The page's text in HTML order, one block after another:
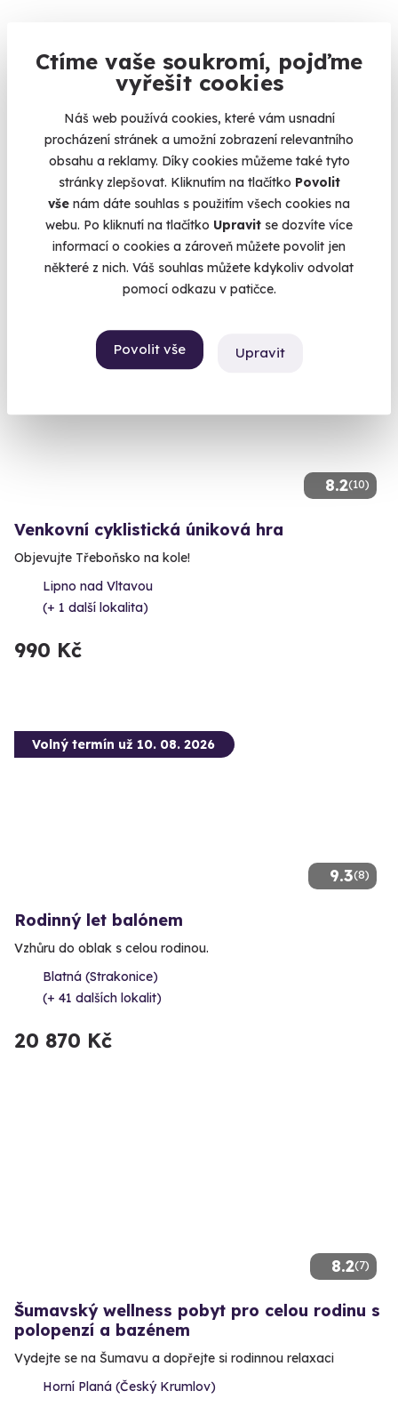
Ctíme vaše soukromí, pojďme
vyřešit cookies
Náš web používá cookies, které vám usnadní
procházení stránek a umožní zobrazení relevantního
obsahu a reklamy. Díky cookies můžeme také tyto
stránky zlepšovat. Kliknutím na tlačítko Povolit
vše nám dáte souhlas s použitím všech cookies na
webu. Po kliknutí na tlačítko Upravit se dozvíte více
informací o cookies a zároveň můžete povolit jen
některé z nich. Váš souhlas můžete kdykoliv odvolat
pomocí odkazu v patičce.
Povolit vše Upravit
Zážitková střelba pro nadšence - 18 zbraní
Vystřílíte celkem 110 nábojů!
Dačice (okres Jindřichův Hradec)
(+ 28 dalších lokalit)
3 999 Kč
8.2(10)
Volný termín už 09. 08. 2026
Venkovní cyklistická úniková hra
Objevujte Třeboňsko na kole!
Lipno nad Vltavou
(+ 1 další lokalita)
990 Kč
9.3(8)
Volný termín už 10. 08. 2026
Rodinný let balónem
Vzhůru do oblak s celou rodinou.
Blatná (Strakonice)
(+ 41 dalších lokalit)
20 870 Kč
8.2(7)
Šumavský wellness pobyt pro celou rodinu s
polopenzí a bazénem
Vydejte se na Šumavu a dopřejte si rodinnou relaxaci
Horní Planá (Český Krumlov)